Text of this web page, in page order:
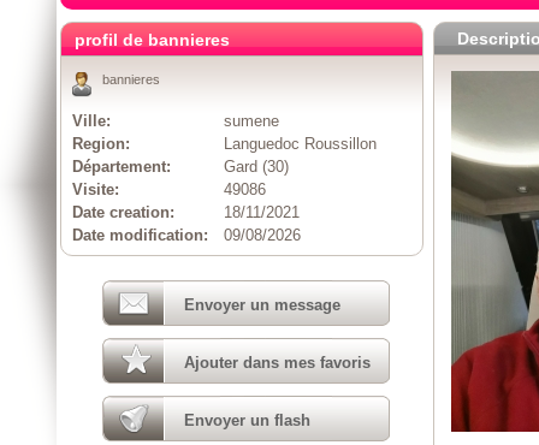
profil de bannieres
bannieres
Ville:
sumene
Region:
Languedoc Roussillon
Département:
Gard (30)
Visite:
49086
Date creation:
18/11/2021
Date modification:
09/08/2026
Envoyer un message
Ajouter dans mes favoris
Envoyer un flash